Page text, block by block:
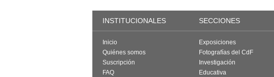
INSTITUCIONALES SECCIONES
Inicio
Quiénes somos
Suscripción
FAQ
Exposiciones
Fotografías del CdF
Investigación
Educativa